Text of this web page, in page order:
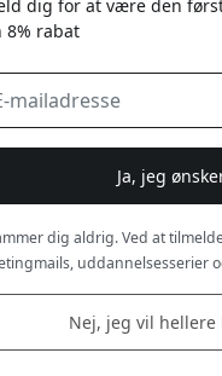
besked
når produktet er
udsolgt - flere på vej
dig for at være den
8% rabat
Ja, jeg
dig aldrig. Ved at
uddannelsesserier
Nej, jeg vil